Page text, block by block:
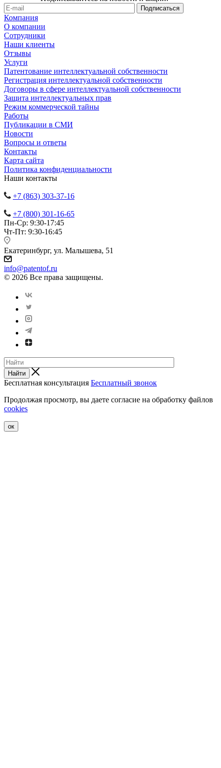
Компания
О компании
Сотрудники
Наши клиенты
Отзывы
Услуги
Патентование интеллектуальной собственности
Регистрация интеллектуальной собственности
Договоры в сфере интеллектуальной собственности
Защита интеллектуальных прав
Режим коммерческой тайны
Работы
Публикации в СМИ
Новости
Вопросы и ответы
Контакты
Карта сайта
Политика конфиденциальности
Наши контакты
+7 (863) 303-37-16
+7 (800) 301-16-65
Пн-Ср: 9:30-17:45
Чт-Пт: 9:30-16:45
Екатеринбург, ул. Малышева, 51
info@patentof.ru
© 2026 Все права защищены.
Найти
Бесплатная консультация Бесплатный звонок
Продолжая просмотр, вы даете согласие на обработку файлов
cookies
ок